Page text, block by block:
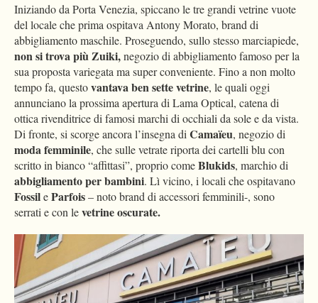
Iniziando da Porta Venezia, spiccano le tre grandi vetrine vuote
del locale che prima ospitava Antony Morato, brand di
abbigliamento maschile. Proseguendo, sullo stesso marciapiede,
non si trova più Zuiki,negozio di abbigliamento famoso per la
sua proposta variegata ma super conveniente. Fino a non molto
tempo fa, questovantava ben sette vetrine, le quali oggi
annunciano la prossima apertura di Lama Optical, catena di
ottica rivenditrice di famosi marchi di occhiali da sole e da vista.
Di fronte, si scorge ancora l’insegna di Camaïeu, negozio di
moda femminile, che sulle vetrate riporta dei cartelli blu con
scritto in bianco “affittasi”, proprio comeBlukids, marchio di
abbigliamento per bambini. Lì vicino, i locali che ospitavano
FossileParfois– noto brand di accessori femminili-, sono
serrati e con levetrine oscurate.